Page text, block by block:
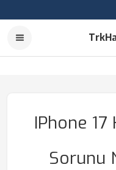
IPhone
Sorunu